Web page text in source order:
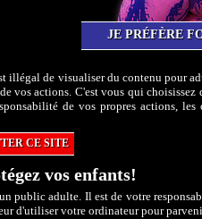
JE PRÉFÈRE
illégal de visualiser du contenu pour
vos actions. C'est vous qui
de vos propres actions, les
CE SITE
vos enfants!
public adulte. Il est de votre
d'utiliser votre ordinateur pour
s'avance doucement dans la boue
Media HD
- 796.36 Mo